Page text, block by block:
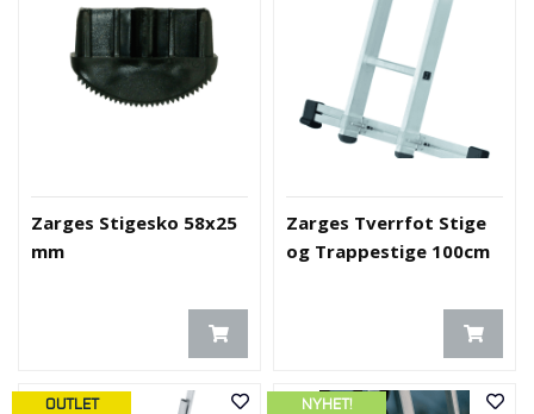
Zarges Stigesko 58x25
mm
Zarges Tverrfot Stige
og Trappestige 100cm
OUTLET NYHET!